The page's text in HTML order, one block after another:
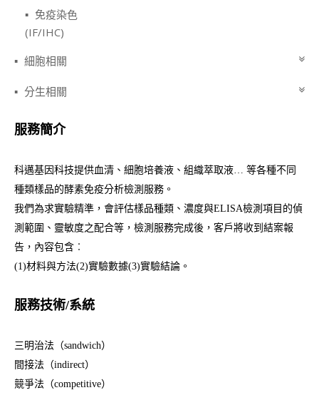
免疫染色
(IF/IHC)
細胞相關
分生相關
服務簡介
科邁基因科技提供血清、細胞培養液、組織萃取液… 等各種不同
種類樣品的酵素免疫分析檢測服務。
我們為求實驗精準，會評估樣品種類、濃度與ELISA檢測項目的偵
測範圍、靈敏度之配合等，檢測服務完成後，客戶將收到結案報
告，內容包含︰
(1)材料與方法(2)實驗數據(3)實驗結論。
服務技術/系統
三明治法（sandwich）
間接法（indirect）
競爭法（competitive）